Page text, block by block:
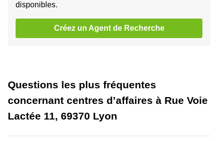
disponibles.
Créez un Agent de Recherche
Questions les plus fréquentes
concernant centres d’affaires à Rue Voie
Lactée 11, 69370 Lyon